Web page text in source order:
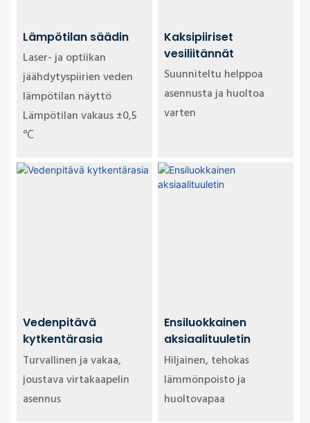
Lämpötilan säädin
Laser- ja optiikan
jäähdytyspiirien veden
lämpötilan näyttö
Lämpötilan vakaus ±0,5
℃
Kaksipiiriset
vesiliitännät
Suunniteltu helppoa
asennusta ja huoltoa
varten
Vedenpitävä
kytkentärasia
Turvallinen ja vakaa,
joustava virtakaapelin
asennus
Ensiluokkainen
aksiaalituuletin
Hiljainen, tehokas
lämmönpoisto ja
huoltovapaa